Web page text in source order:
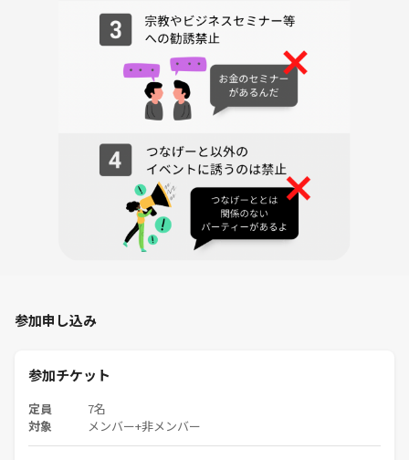
参加申し込み
参加チケット
定員 7名
対象 メンバー+非メンバー